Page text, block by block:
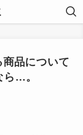
品について
ら…。